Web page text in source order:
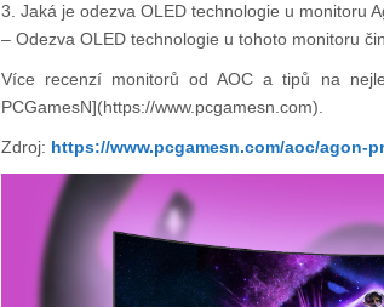
3. Jaká je odezva OLED technologie u monitoru
– Odezva OLED technologie u tohoto monitoru
Více recenzí monitorů od AOC a tipů na
PCGamesN](https://www.pcgamesn.com).
Zdroj: https://www.pcgamesn.com/aoc/agon-